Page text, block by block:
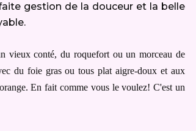
gestion de la douceur et la belle
vieux conté, du roquefort ou un morceau de
du foie gras ou tous plat aigre-doux et aux
En fait comme vous le voulez! C'est un